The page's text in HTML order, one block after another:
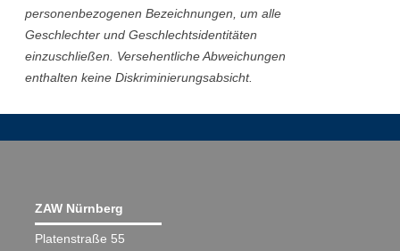
personenbezogenen Bezeichnungen, um alle
Geschlechter und Geschlechtsidentitäten
einzuschließen. Versehentliche Abweichungen
enthalten keine Diskriminierungsabsicht.
ZAW Nürnberg
Platenstraße 55